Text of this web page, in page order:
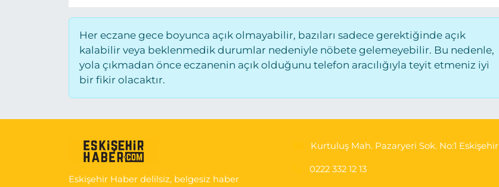
Her eczane gece boyunca açık olmayabilir, bazıları sadece gerektiğinde açık
kalabilir veya beklenmedik durumlar nedeniyle nöbete gelemeyebilir. Bu nedenle,
yola çıkmadan önce eczanenin açık olduğunu telefon aracılığıyla teyit etmeniz iyi
bir fikir olacaktır.
Eskişehir Haber delilsiz, belgesiz haber
Kurtuluş Mah. Pazaryeri Sok. No:1 Eskişehir
0222 332 12 13